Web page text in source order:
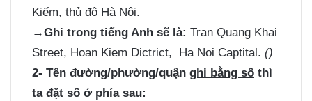
Kiếm, thủ đô Hà Nội.
→Ghi trong tiếng Anh sẽ là: Tran Quang Khai
Street, Hoan Kiem Dictrict, Ha Noi Captital. ()
2- Tên đường/phường/quận ghi bằng số thì
ta đặt số ở phía sau: